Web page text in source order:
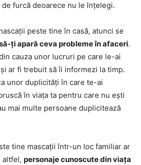
furcă deoarece nu le înțelegi.
peste tine în casă, atunci se
ți apară ceva probleme în afaceri.
cauza unor lucruri pe care le-ai
ar fi trebuit să îi informezi la timp.
unor duplicități în care te-ai
în viața ta pentru care nu ești
mai multe persoane duplicitează
tine mascații într-un loc familiar ar
altfel, personaje cunoscute din viața